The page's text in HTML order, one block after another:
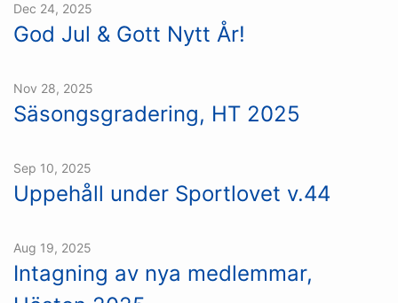
Dec 24, 2025
God Jul & Gott Nytt År!
Nov 28, 2025
Säsongsgradering, HT 2025
Sep 10, 2025
Uppehåll under Sportlovet v.44
Aug 19, 2025
Intagning av nya medlemmar,